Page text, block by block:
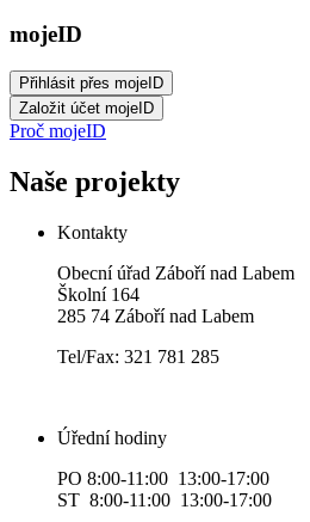
mojeID
Proč mojeID
Naše projekty
Kontakty
Obecní úřad Záboří nad Labem
Školní 164
285 74 Záboří nad Labem
Tel/Fax: 321 781 285
Úřední hodiny
PO 8:00-11:00 13:00-17:00
ST 8:00-11:00 13:00-17:00